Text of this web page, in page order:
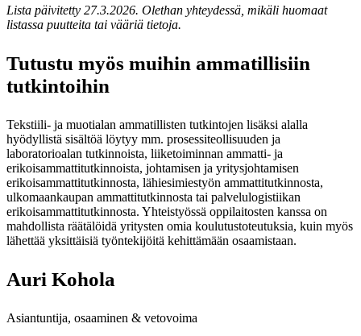
Lista päivitetty 27.3.2026. Olethan yhteydessä, mikäli huomaat
listassa puutteita tai vääriä tietoja.
Tutustu myös muihin ammatillisiin
tutkintoihin
Tekstiili- ja muotialan ammatillisten tutkintojen lisäksi alalla
hyödyllistä sisältöä löytyy mm. prosessiteollisuuden ja
laboratorioalan tutkinnoista, liiketoiminnan ammatti- ja
erikoisammattitutkinnoista, johtamisen ja yritysjohtamisen
erikoisammattitutkinnosta, lähiesimiestyön ammattitutkinnosta,
ulkomaankaupan ammattitutkinnosta tai palvelulogistiikan
erikoisammattitutkinnosta. Yhteistyössä oppilaitosten kanssa on
mahdollista räätälöidä yritysten omia koulutustoteutuksia, kuin myös
lähettää yksittäisiä työntekijöitä kehittämään osaamistaan.
Auri Kohola
Asiantuntija, osaaminen & vetovoima